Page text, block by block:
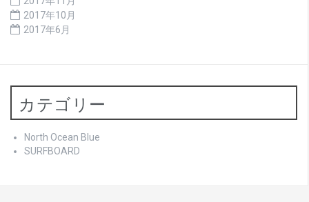
2017年10月
2017年6月
カテゴリー
North Ocean Blue
SURFBOARD